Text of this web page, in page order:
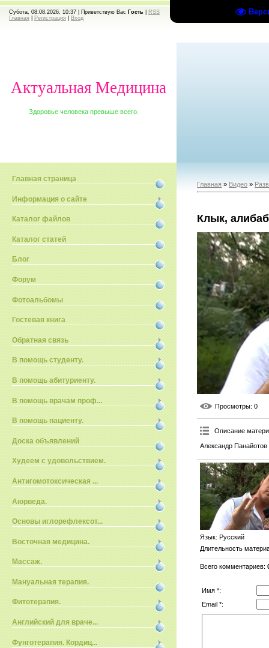
Субота, 08.08.2026, 10:37 | Приветствую Вас Гость
RSS
Главная
Регистрация Вход
Актуальная Медицина
Здоровье человека превыше всего.
Главная страница
Информация о сайте
Каталог файлов
Каталог статей
Блог
Форум
Фотоальбомы
Гостевая книга
Обратная связь
В помощь студенту.
В помощь абитуриенту.
В помощь врачам проф...
В помощь пациенту.
Доска объявлений
Худеем с удовольствием.
Антигомотоксическая ...
Аюрведа.
Основы иглорефлексот...
Восточная медицина.
Массаж.
Мануальная терапия.
Фитотерапия.
Английский для враче...
Фунготерапия. Кордиц...
Главная » Видео »
Клык,
Просмотры: 0
Описание
Александр
Язык: Русский
Длительность
Всего комментариев:
Имя *:
Email *: